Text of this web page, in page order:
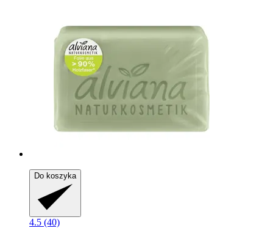
Do koszyka
4.5 (40)